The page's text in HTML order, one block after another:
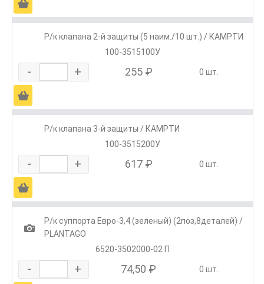
Ä
Р/к клапана 2-й защиты (5 наим./10 шт.) / КАМРТИ
100-3515100У
- + 255 ₽ 0 шт.
Ä
Р/к клапана 3-й защиты / КАМРТИ
100-3515200У
- + 617 ₽ 0 шт.
Ä
1
Р/к суппорта Евро-3,4 (зеленый) (2поз,8деталей) /
PLANTAGO
6520-3502000-02 П
- + 74,50 ₽ 0 шт.